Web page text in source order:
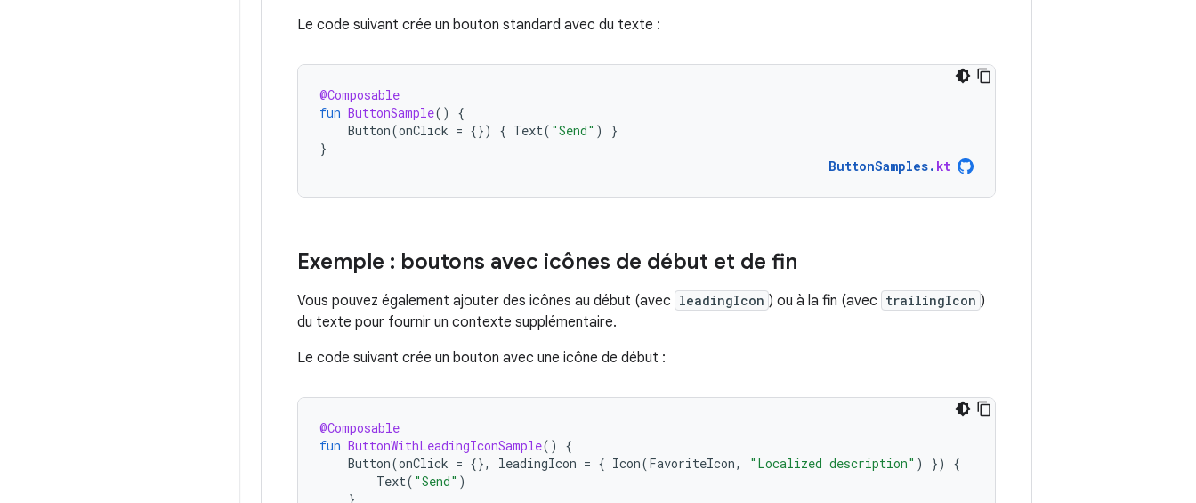
Le code suivant crée un bouton standard avec du texte :
@Composable
fun ButtonSample()
{
Button(onClick = {}) { Text( "Send" )
}
}
ButtonSamples. kt
Exemple : boutons avec icônes de début et de fin
Vous pouvez également ajouter des icônes au début (avec leadingIcon ) ou à la fin (avec trailingIcon )
du texte pour fournir un contexte supplémentaire.
Le code suivant crée un bouton avec une icône de début :
@Composable
fun ButtonWithLeadingIconSample()
{
Button(onClick = {}, leadingIcon = { Icon(FavoriteIcon, "Localized description" ) })
{
Text( "Send" )
}